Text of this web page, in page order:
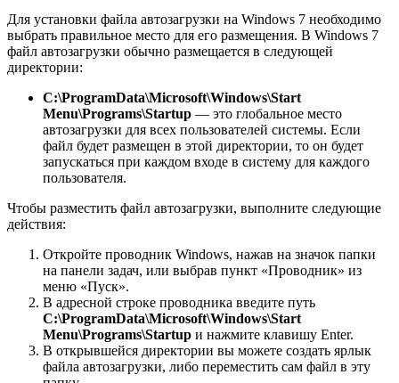
Для установки файла автозагрузки на Windows 7 необходимо
выбрать правильное место для его размещения. В Windows 7
файл автозагрузки обычно размещается в следующей
директории:
C:\ProgramData\Microsoft\Windows\Start
Menu\Programs\Startup — это глобальное место
автозагрузки для всех пользователей системы. Если
файл будет размещен в этой директории, то он будет
запускаться при каждом входе в систему для каждого
пользователя.
Чтобы разместить файл автозагрузки, выполните следующие
действия:
Откройте проводник Windows, нажав на значок папки
на панели задач, или выбрав пункт «Проводник» из
меню «Пуск».
В адресной строке проводника введите путь
C:\ProgramData\Microsoft\Windows\Start
Menu\Programs\Startup и нажмите клавишу Enter.
В открывшейся директории вы можете создать ярлык
файла автозагрузки, либо переместить сам файл в эту